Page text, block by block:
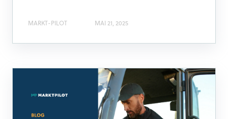
MARKT-PILOT MAI 21, 2025